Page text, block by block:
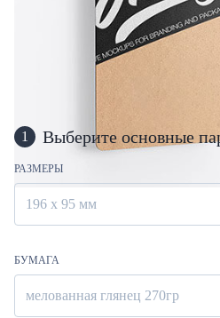
1 Выберите основные
РАЗМЕРЫ
196 х 95 мм
БУМАГА
мелованная глянец 270гр